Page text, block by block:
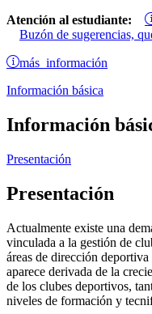
Atención al estudiante:
Buzón de sugerencias,
más información
Información básica
Información
Presentación
Presentación
Actualmente existe una
vinculada a la gestión de
áreas de dirección
aparece derivada de la
de los clubes deportivos,
niveles de formación y